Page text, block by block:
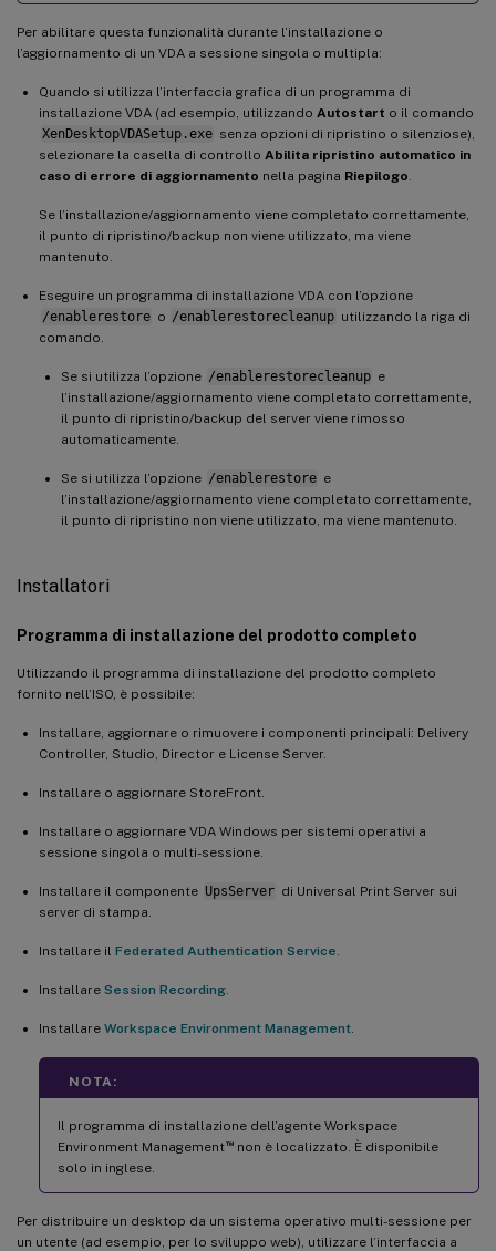
Per abilitare questa funzionalità durante l’installazione o
l’aggiornamento di un VDA a sessione singola o multipla:
Quando si utilizza l’interfaccia grafica di un programma di
installazione VDA (ad esempio, utilizzando Autostart o il comando
XenDesktopVDASetup.exe senza opzioni di ripristino o silenziose),
selezionare la casella di controllo Abilita ripristino automatico in
caso di errore di aggiornamento nella pagina Riepilogo
Se l’installazione/aggiornamento viene completato correttamente,
il punto di ripristino/backup non viene utilizzato, ma viene
mantenuto.
Eseguire un programma di installazione VDA con l’opzione
/enablerestore o /enablerestorecleanup utilizzando la riga di
comando.
Se si utilizza l’opzione /enablerestorecleanup e
l’installazione/aggiornamento viene completato correttamente,
il punto di ripristino/backup del server viene rimosso
automaticamente.
Se si utilizza l’opzione /enablerestore e
l’installazione/aggiornamento viene completato correttamente,
il punto di ripristino non viene utilizzato, ma viene mantenuto.
Installatori
Programma di installazione del prodotto completo
Utilizzando il programma di installazione del prodotto completo
fornito nell’ISO, è possibile:
Installare, aggiornare o rimuovere i componenti principali: Delivery
Controller, Studio, Director e License Server.
Installare o aggiornare StoreFront.
Installare o aggiornare VDA Windows per sistemi operativi a
sessione singola o multi-sessione.
Installare il componente UpsServer di Universal Print Server sui
server di stampa.
Installare il Federated Authentication Service
Installare Session Recording
Installare Workspace Environment Management
NOTA:
Il programma di installazione dell’agente Workspace
Environment Management™non è localizzato. È disponibile
solo in inglese.
Per distribuire un desktop da un sistema operativo multi-sessione per
un utente (ad esempio, per lo sviluppo web), utilizzare l’interfaccia a